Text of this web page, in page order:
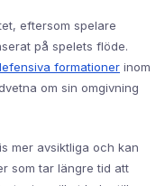
eftersom spelare
på spelets flöde.
formationer inom
om sin omgivning
mer avsiktliga och kan
som tar längre tid att